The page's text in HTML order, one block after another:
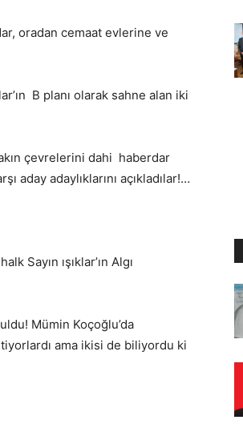
oradan cemaat evlerine ve
B planı olarak sahne alan iki
çevrelerini dahi haberdar
aday adaylıklarını açıkladılar!…
Sayın ışıklar’ın Algı
Mümin Koçoğlu’da
ama ikisi de biliyordu ki